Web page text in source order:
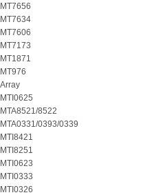
MT7656
MT7634
MT7606
MT7173
MT1871
MT976
Array
MTI0625
MTA8521/8522
MTA0331/0393/0339
MTI8421
MTI8251
MTI0623
MTI0333
MTI0326